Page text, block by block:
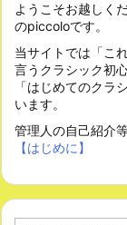
ようこそお越しく
のpiccoloです。
当サイトでは「こ
言うクラシック初
「はじめてのクラ
います。
管理人の自己紹介
【はじめに】